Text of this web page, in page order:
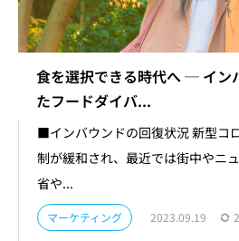
食を選択できる時代へ ─ イン
たフードダイバ...
■インバウンドの回復状況 新型コ
制が緩和され、最近では街中やニ
省や...
マーケティング 2023.09.19